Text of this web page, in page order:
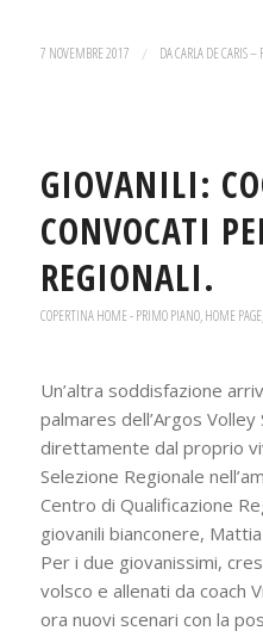
7 NOVEMBRE 2017 / DACARLA DE CARIS
GIOVANILI:
CONVOCATI
REGIONALI.
COPERTINA HOME - PRIMO PIANO,HOME PAGE
Un’altra soddisfazione
palmares dell’Argos
direttamente dal proprio
Selezione Regionale
Centro di Qualificazione
giovanili bianconere,
Per i due giovanissimi,
volsco e allenati da coach
ora nuovi scenari con la